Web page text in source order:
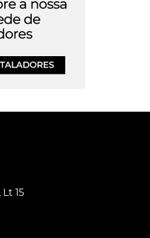
15